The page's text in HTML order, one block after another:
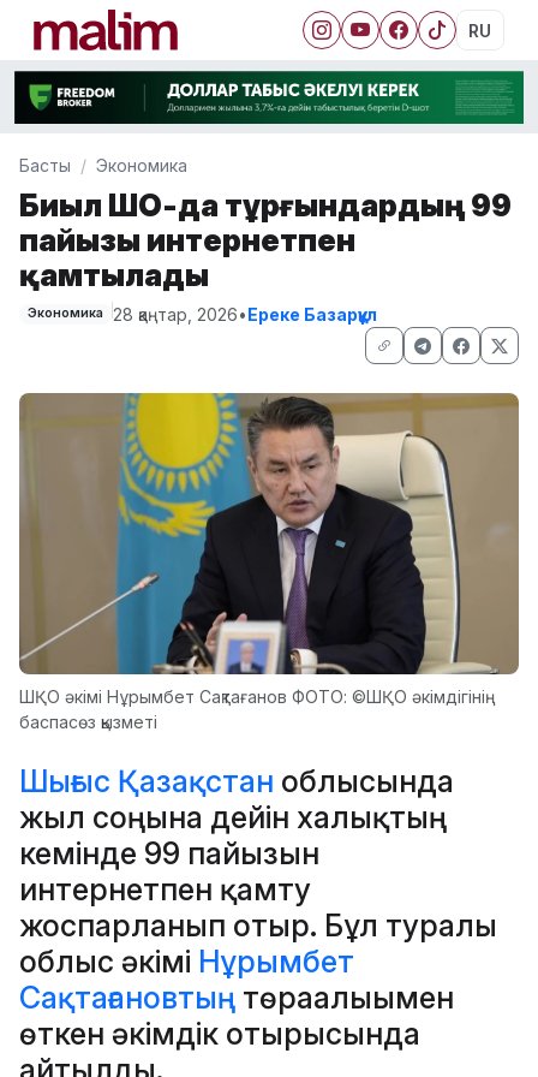
RU
Басты Экономика
Биыл ШҚО-да тұрғындардың 99
пайызы интернетпен
қамтылады
Экономика 28 қаңтар, 2026•Ереке Базарқұл
ШҚО әкімі Нұрымбет Сақтағанов ФОТО: ©ШҚО әкімдігінің
баспасөз қызметі
Шығыс Қазақстан облысында
жыл соңына дейін халықтың
кемінде 99 пайызын
интернетпен қамту
жоспарланып отыр. Бұл туралы
облыс әкімі Нұрымбет
Сақтағановтың төрағалығымен
өткен әкімдік отырысында
айтылды.